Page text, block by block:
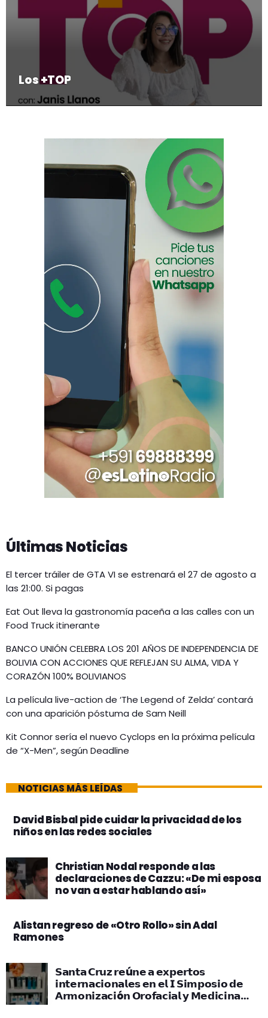
Los +TOP
Últimas Noticias
El tercer tráiler de GTA VI se estrenará el 27 de agosto a
las 21:00. Si pagas
Eat Out lleva la gastronomía paceña a las calles con un
Food Truck itinerante
BANCO UNIÓN CELEBRA LOS 201 AÑOS DE INDEPENDENCIA DE
BOLIVIA CON ACCIONES QUE REFLEJAN SU ALMA, VIDA Y
CORAZÓN 100% BOLIVIANOS
La película live-action de ‘The Legend of Zelda’ contará
con una aparición póstuma de Sam Neill
Kit Connor sería el nuevo Cyclops en la próxima película
de “X-Men”, según Deadline
NOTICIAS MÁS LEÍDAS
David Bisbal pide cuidar la privacidad de los
niños en las redes sociales
Christian Nodal responde a las
declaraciones de Cazzu: «De mi esposa
no van a estar hablando así»
Alistan regreso de «Otro Rollo» sin Adal
Ramones
𝗦𝗮𝗻𝘁𝗮 𝗖𝗿𝘂𝘇 𝗿𝗲ú𝗻𝗲 𝗮 𝗲𝘅𝗽𝗲𝗿𝘁𝗼𝘀
𝗶𝗻𝘁𝗲𝗿𝗻𝗮𝗰𝗶𝗼𝗻𝗮𝗹𝗲𝘀 𝗲𝗻 𝗲𝗹 𝗜 𝗦𝗶𝗺𝗽𝗼𝘀𝗶𝗼 𝗱𝗲
𝗔𝗿𝗺𝗼𝗻𝗶𝘇𝗮𝗰𝗶ó𝗻 𝗢𝗿𝗼𝗳𝗮𝗰𝗶𝗮𝗹 𝘆 𝗠𝗲𝗱𝗶𝗰𝗶𝗻𝗮